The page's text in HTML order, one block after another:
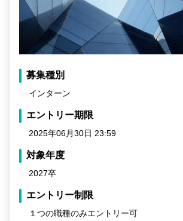
募集種別
インターン
エントリー期限
2025年06月30日 23:59
対象年度
2027卒
エントリー制限
１つの職種のみエントリー可